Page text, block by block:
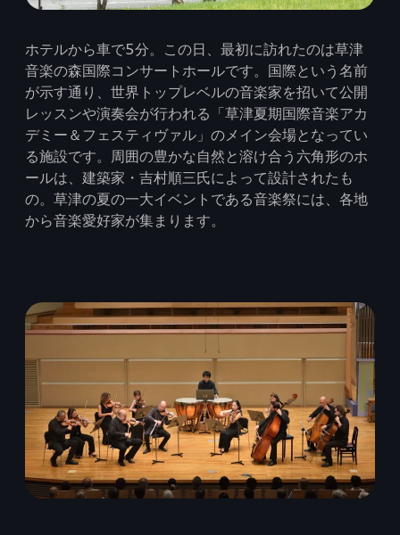
ホテルから車で5分。この日、最初に訪れたのは草津
音楽の森国際コンサートホールです。国際という名前
が示す通り、世界トップレベルの音楽家を招いて公開
レッスンや演奏会が行われる「草津夏期国際音楽アカ
デミー＆フェスティヴァル」のメイン会場となってい
る施設です。周囲の豊かな自然と溶け合う六角形のホ
ールは、建築家・吉村順三氏によって設計されたも
の。草津の夏の一大イベントである音楽祭には、各地
から音楽愛好家が集まります。